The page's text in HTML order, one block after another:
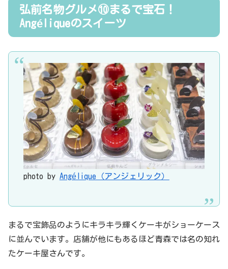
弘前名物グルメ⑩まるで宝石！
Angéliqueのスイーツ
photo by Angélique（アンジェリック）
まるで宝飾品のようにキラキラ輝くケーキがショーケース
に並んでいます。店舗が他にもあるほど青森では名の知れ
たケーキ屋さんです。